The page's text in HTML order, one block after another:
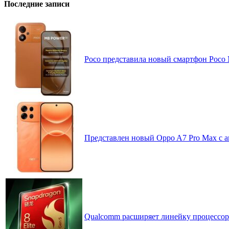
Последние записи
Poco представила новый смартфон
Представлен новый Oppo A7 Pro Max с
Qualcomm расширяет линейку